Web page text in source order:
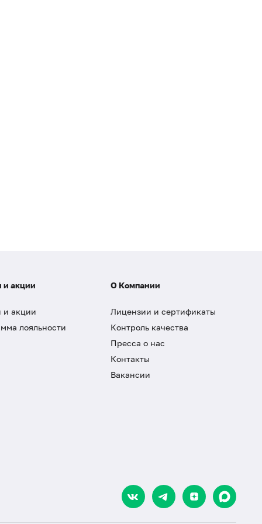
и акции
и акции
лояльности
О Компании
Лицензии и сертификаты
Контроль качества
Пресса о нас
Контакты
Вакансии